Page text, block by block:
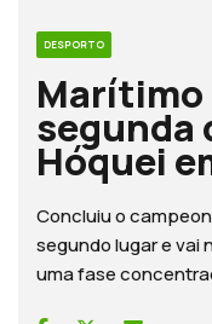
DESPORTO
Marítimo
segunda
Hóquei
Concluiu o
segundo lugar e vai
uma fase